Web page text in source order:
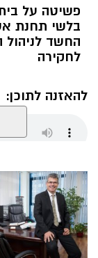
צילום: פרטי
תביעת
אשדוד הגיעה
מרכז-לוד
הצדדים כבר
של פסק דין.
2019. את
טדי מנשה, עדי
האזורית באר
ומושב
פשיטה על
בלשי תחנת
החשד לניהול
לחקירה
להאזנה לתוכן:
עופר אשטוקר / 15:38